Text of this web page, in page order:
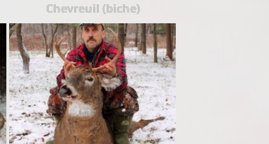
Chevreuil (biche)